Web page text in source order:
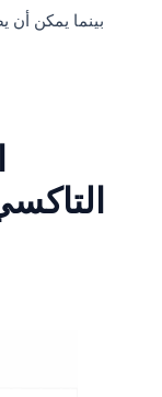
بينما يمكن أن